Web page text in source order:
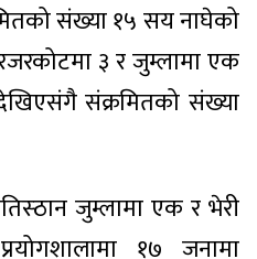
संख्या १५ सय नाघेको
३ र जुम्लामा एक
संक्रमितको संख्या
जुम्लामा एक र भेरी
१७ जनामा